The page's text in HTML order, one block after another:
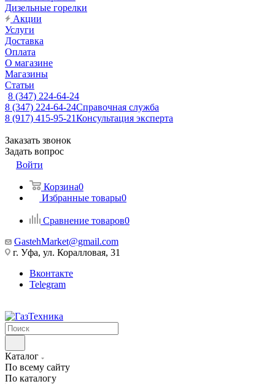
Дизельные горелки
Акции
Услуги
Доставка
Оплата
О магазине
Магазины
Статьи
8 (347) 224-64-24
8 (347) 224-64-24Справочная служба
8 (917) 415-95-21Консультация эксперта
Заказать звонок
Задать вопрос
Войти
Корзина0
Избранные товары0
Сравнение товаров0
GastehMarket@gmail.com
г. Уфа, ул. Коралловая, 31
Вконтакте
Telegram
Каталог
По всему сайту
По каталогу